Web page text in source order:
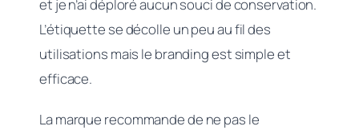
et je n’ai déploré aucun souci de conservation.
L’étiquette se décolle un peu au fil des
utilisations mais le branding est simple et
efficace.
La marque recommande de ne pas le